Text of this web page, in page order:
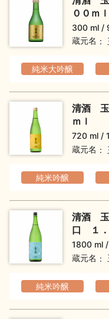
００ｍｌ
300 ml
蔵元名
純米大吟醸
清酒
ｍｌ
720 ml
蔵元名
純米吟醸
清酒
口 １．
1800 ml
蔵元名
純米吟醸